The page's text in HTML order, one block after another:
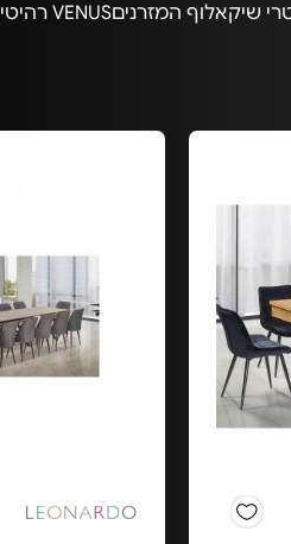
שיקאלוף המזרניםVENUS רהיטים